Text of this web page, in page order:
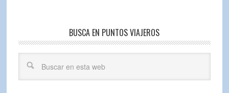
BUSCA EN PUNTOS VIAJEROS